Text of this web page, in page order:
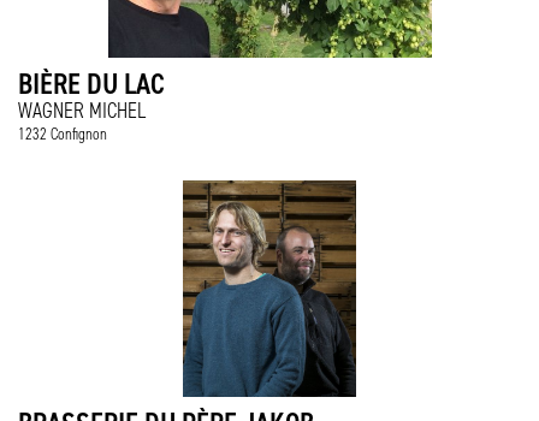
BIÈRE DU LAC
WAGNER MICHEL
1232 Confignon